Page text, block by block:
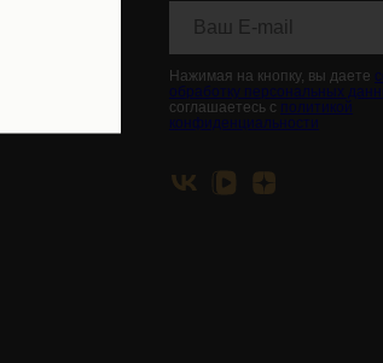
Нажимая на кнопку, вы даете
обработку персональных
соглашаетесь с политикой
конфиденциальности